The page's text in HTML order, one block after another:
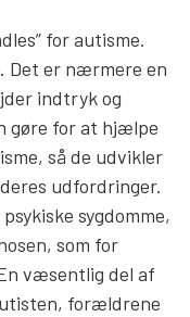
for autisme.
Det er nærmere en
indtryk og
gøre for at hjælpe
så de udvikler
udfordringer.
sygdomme,
som for
væsentlig del af
forældrene